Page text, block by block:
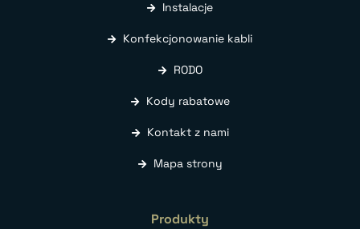
Instalacje
Konfekcjonowanie kabli
RODO
Kody rabatowe
Kontakt z nami
Mapa strony
Produkty